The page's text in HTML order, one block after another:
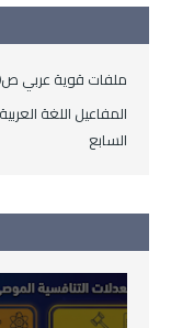
ملفات قوية عربي ص9 ف2
المفاعيل اللغة
السابع